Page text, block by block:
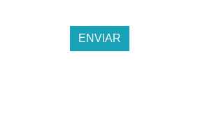
ENVIAR